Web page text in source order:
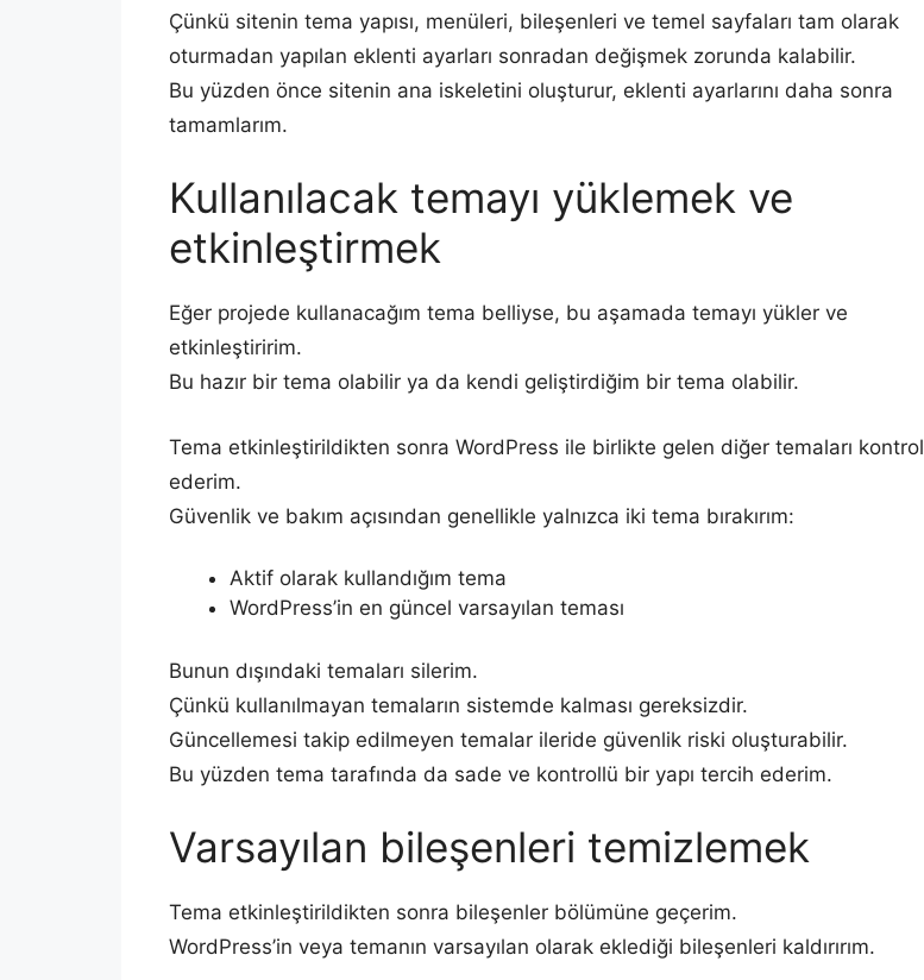
Çünkü sitenin tema yapısı, menüleri, bileşenleri ve temel sayfaları tam olarak
oturmadan yapılan eklenti ayarları sonradan değişmek zorunda kalabilir.
Bu yüzden önce sitenin ana iskeletini oluşturur, eklenti ayarlarını daha sonra
tamamlarım.
Kullanılacak temayı yüklemek ve
etkinleştirmek
Eğer projede kullanacağım tema belliyse, bu aşamada temayı yükler ve
etkinleştiririm.
Bu hazır bir tema olabilir ya da kendi geliştirdiğim bir tema olabilir.
Tema etkinleştirildikten sonra WordPress ile birlikte gelen diğer temaları kontrol
ederim.
Güvenlik ve bakım açısından genellikle yalnızca iki tema bırakırım:
Aktif olarak kullandığım tema
WordPress’in en güncel varsayılan teması
Bunun dışındaki temaları silerim.
Çünkü kullanılmayan temaların sistemde kalması gereksizdir.
Güncellemesi takip edilmeyen temalar ileride güvenlik riski oluşturabilir.
Bu yüzden tema tarafında da sade ve kontrollü bir yapı tercih ederim.
Varsayılan bileşenleri temizlemek
Tema etkinleştirildikten sonra bileşenler bölümüne geçerim.
WordPress’in veya temanın varsayılan olarak eklediği bileşenleri kaldırırım.